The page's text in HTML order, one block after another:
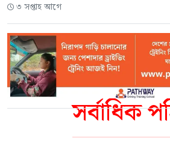
সর্বাধিক
৩ সপ্তাহ আগে